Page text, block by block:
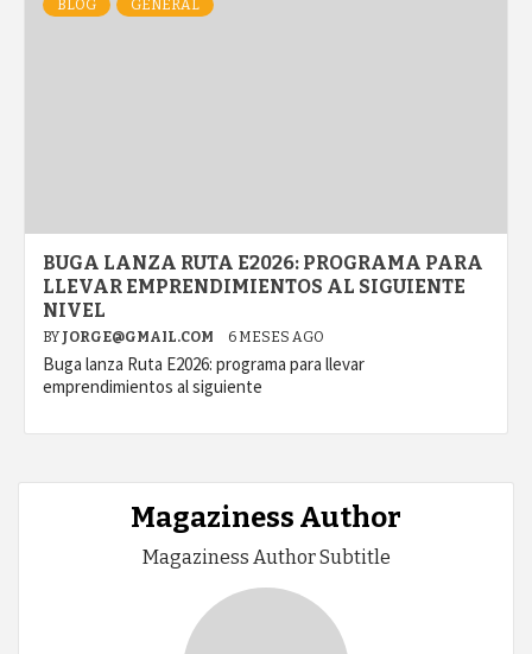
BLOG GENERAL
BUGA LANZA RUTA E2026: PROGRAMA PARA
LLEVAR EMPRENDIMIENTOS AL SIGUIENTE
NIVEL
BY JORGE@GMAIL.COM 6 MESES AGO
Buga lanza Ruta E2026: programa para llevar
emprendimientos al siguiente
Magaziness Author
Magaziness Author Subtitle